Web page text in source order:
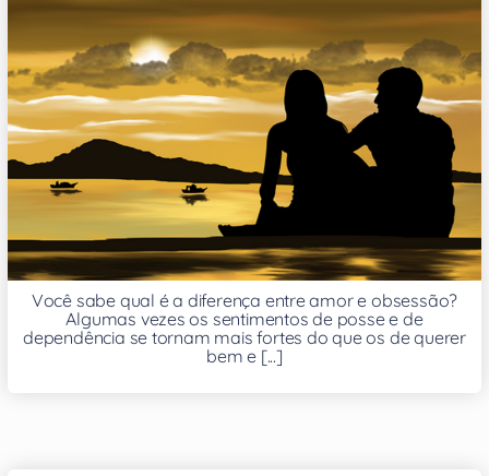
Você sabe qual é a diferença entre amor e obsessão?
Algumas vezes os sentimentos de posse e de
dependência se tornam mais fortes do que os de querer
bem e [...]